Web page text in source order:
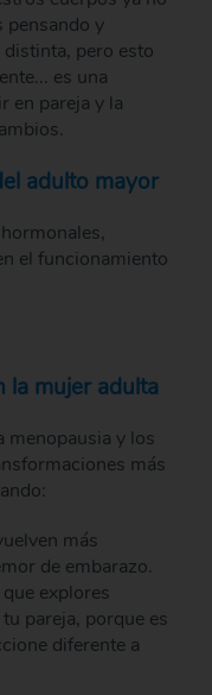
pensando y
pero esto
es una
en pareja y la
adulto mayor
el funcionamiento
la mujer adulta
menopausia y los
más
más
de embarazo.
explores
pareja, porque es
diferente a